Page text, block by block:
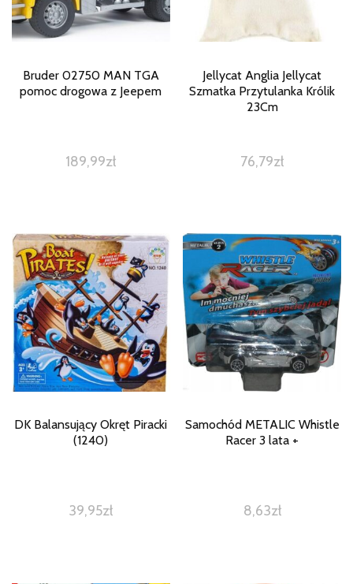
Bruder 02750 MAN TGA
pomoc drogowa z Jeepem
189,99zł
Jellycat Anglia Jellycat
Szmatka Przytulanka Królik
23Cm
76,79zł
DK Balansujący Okręt Piracki
(1240)
39,95zł
Samochód METALIC Whistle
Racer 3 lata +
8,63zł